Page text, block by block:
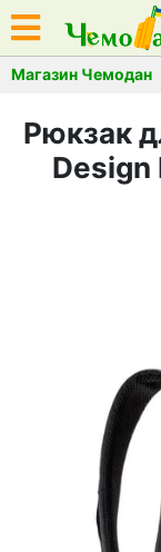
Магазин Чемодан
Рюкзак